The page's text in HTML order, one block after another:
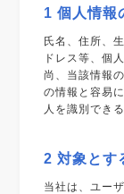
1 個人情報
氏名、住所、
ドレス等、個
尚、当該情報
の情報と容易
人を識別でき
2 対象とす
当社は、ユー